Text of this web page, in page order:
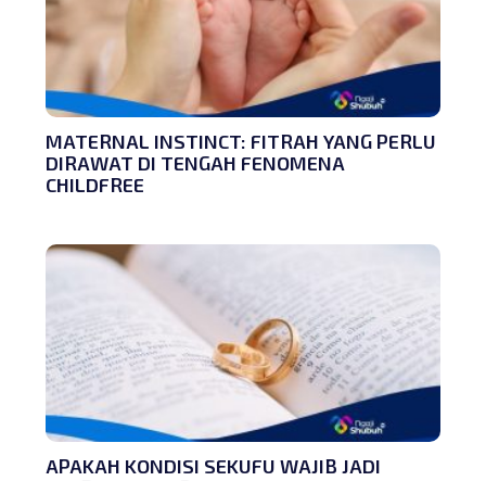
MATERNAL INSTINCT: FITRAH YANG PERLU
DIRAWAT DI TENGAH FENOMENA
CHILDFREE
APAKAH KONDISI SEKUFU WAJIB JADI